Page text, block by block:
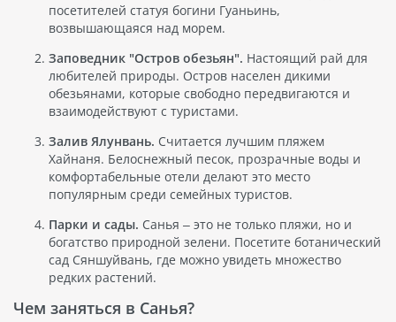
посетителей статуя богини Гуаньинь,
возвышающаяся над морем.
Заповедник "Остров обезьян". Настоящий рай для
любителей природы. Остров населен дикими
обезьянами, которые свободно передвигаются и
взаимодействуют с туристами.
Залив Ялунвань. Считается лучшим пляжем
Хайнаня. Белоснежный песок, прозрачные воды и
комфортабельные отели делают это место
популярным среди семейных туристов.
Парки и сады. Санья – это не только пляжи, но и
богатство природной зелени. Посетите ботанический
сад Сяншуйвань, где можно увидеть множество
редких растений.
Чем заняться в Санья?